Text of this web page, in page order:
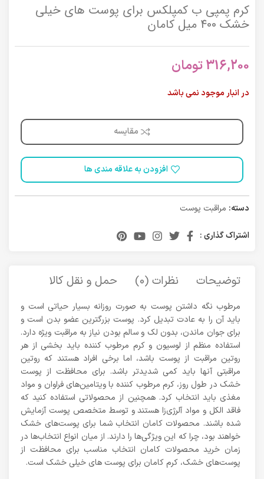
کرم پمپی ب کمپلکس برای پوست های خیلی
خشک 400 میل کامان
316,200تومان
در انبار موجود نمی باشد
مقایسه
افزودن به علاقه مندی ها
دسته: مراقبت پوست
اشتراک گذاری :
توضیحات نظرات (0) حمل و نقل کالا
مرطوب نگه داشتن پوست به صورت روزانه بسیار حیاتی است و
باید آن را به عادت تبدیل کرد. پوست بزرگترین عضو بدن است و
برای جوان ماندن، بدون لک و سالم بودن نیاز به مراقبت ویژه دارد.
استفاده منظم از لوسیون و کرم مرطوب کننده باید بخشی از هر
روتین مراقبت از پوست باشد، اما برخی افراد هستند که روتین
مراقبتی آنها باید کمی شدیدتر باشد. برای محافظت از پوست
خشک در طول روز، کرم مرطوب کننده با ویتامین‌های فراوان و مواد
مغذی باید انتخاب کرد. همچنین از محصولاتی استفاده کنید که
فاقد الکل و مواد آلرژی‌زا هستند و توسط متخصص پوست آزمایش
شده باشند. محصولات کامان انتخاب شما برای پوست‌های خشک
خواهند بود، چرا که این ویژگی‌ها را دارند. از میان انواع انتخاب‌ها در
زمان خرید محصولات کامان انتخاب مناسب برای محافظت از
پوست‌های خشک، کرم کامان برای پوست های خیلی خشک است.